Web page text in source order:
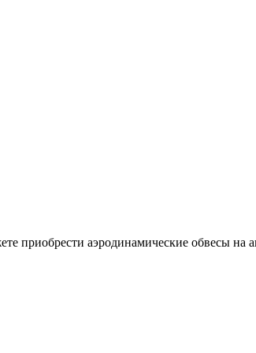
приобрести аэродинамические обвесы на